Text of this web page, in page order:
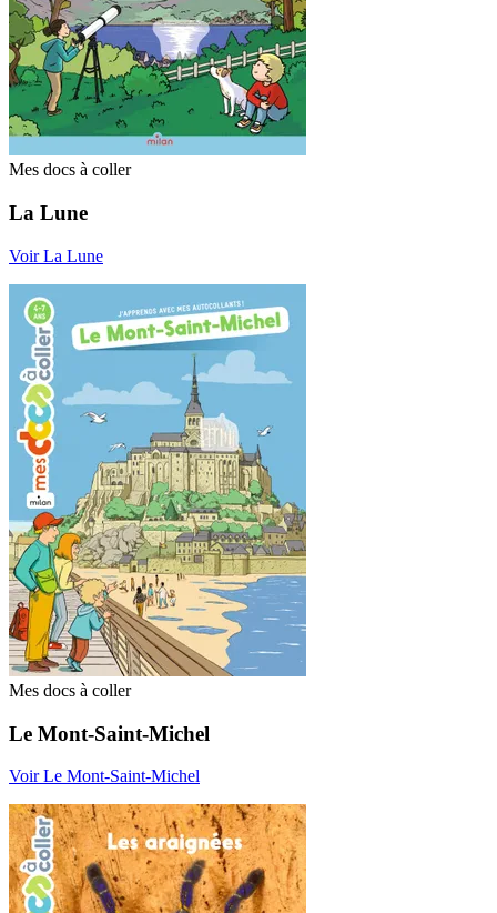
Mes docs à coller
La Lune
Voir La Lune
Mes docs à coller
Le Mont-Saint-Michel
Voir Le Mont-Saint-Michel